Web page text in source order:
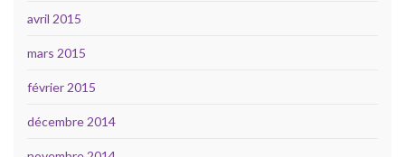
avril 2015
mars 2015
février 2015
décembre 2014